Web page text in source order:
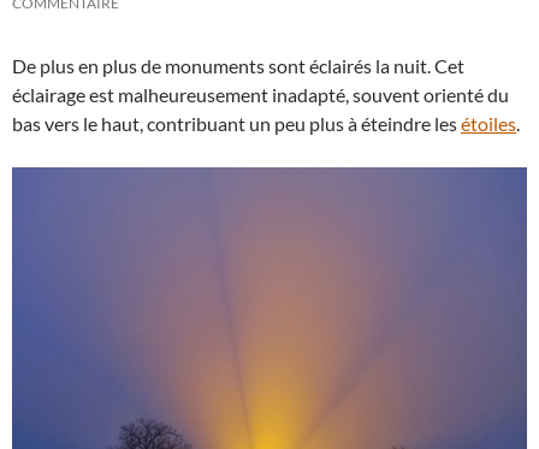
De plus en plus de monuments sont éclairés la nuit. Cet
éclairage est malheureusement inadapté, souvent orienté du
bas vers le haut, contribuant un peu plus à éteindre lesétoiles.